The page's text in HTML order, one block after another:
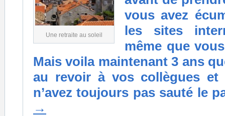
Une retraite au soleil
vous avez
les sites
même que
Mais voila maintenant 3 ans
au revoir à vos collègues et
n’avez toujours pas sauté le
→